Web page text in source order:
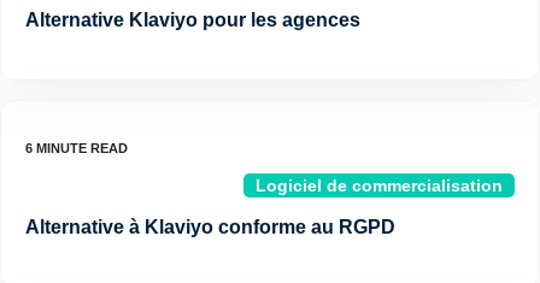
Alternative Klaviyo pour les agences
Logiciel de commercialisation
Alternative à Klaviyo conforme au RGPD